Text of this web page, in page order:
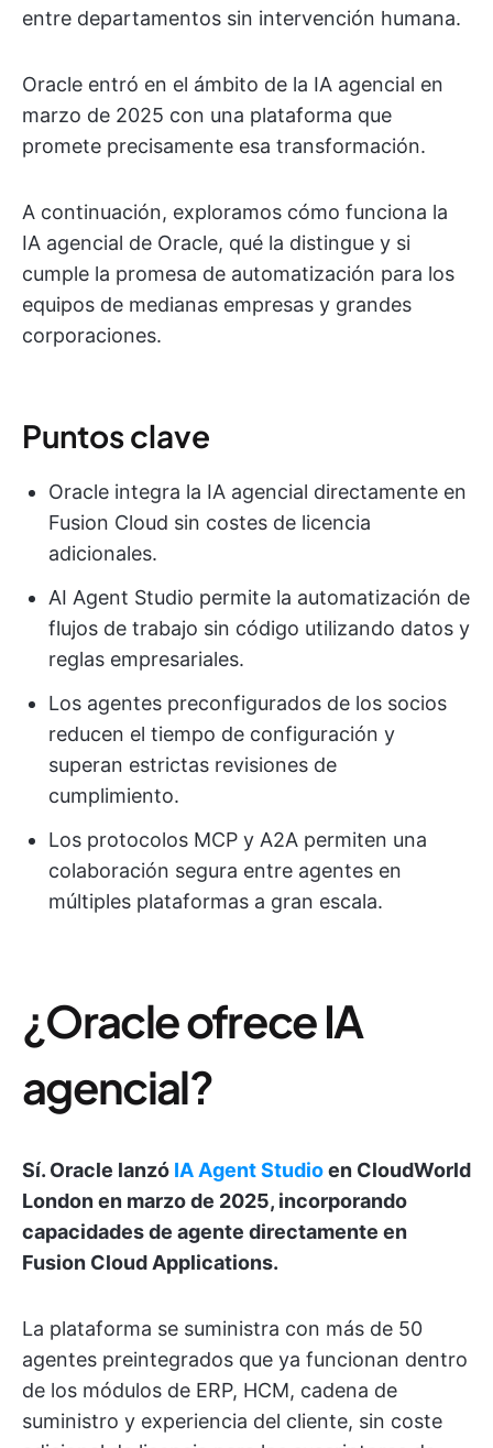
entre departamentos sin intervención humana.
Oracle entró en el ámbito de la IA agencial en
marzo de 2025 con una plataforma que
promete precisamente esa transformación.
A continuación, exploramos cómo funciona la
IA agencial de Oracle, qué la distingue y si
cumple la promesa de automatización para los
equipos de medianas empresas y grandes
corporaciones.
Puntos clave
Oracle integra la IA agencial directamente en
Fusion Cloud sin costes de licencia
adicionales.
AI Agent Studio permite la automatización de
flujos de trabajo sin código utilizando datos y
reglas empresariales.
Los agentes preconfigurados de los socios
reducen el tiempo de configuración y
superan estrictas revisiones de
cumplimiento.
Los protocolos MCP y A2A permiten una
colaboración segura entre agentes en
múltiples plataformas a gran escala.
¿Oracle ofrece IA
agencial?
Sí. Oracle lanzó IA Agent Studioen CloudWorld
London en marzo de 2025, incorporando
capacidades de agente directamente en
Fusion Cloud Applications.
La plataforma se suministra con más de 50
agentes preintegrados que ya funcionan dentro
de los módulos de ERP, HCM, cadena de
suministro y experiencia del cliente, sin coste